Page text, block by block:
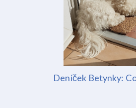
Deníček Betynky: